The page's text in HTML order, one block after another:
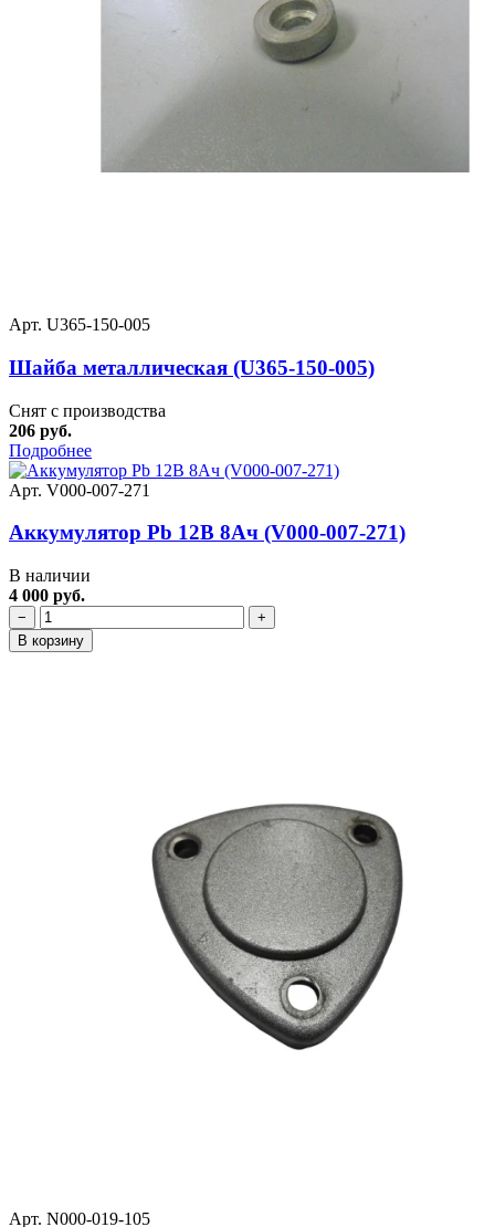
Арт. U365-150-005
Шайба металлическая (U365-150-005)
Снят с производства
206 руб.
Подробнее
Арт. V000-007-271
Аккумулятор Pb 12В 8Ач (V000-007-271)
В наличии
4 000 руб.
−
+
В корзину
Арт. N000-019-105